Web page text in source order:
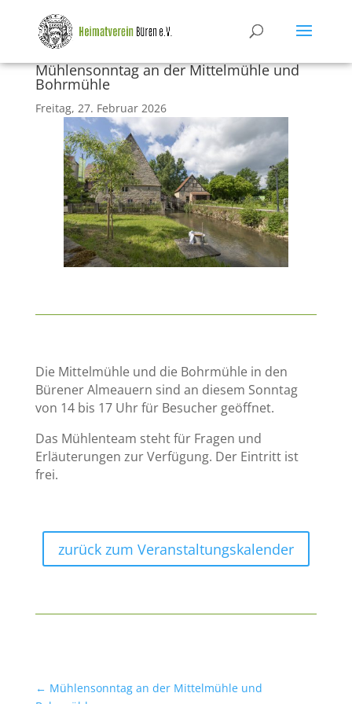
Mühlensonntag an der Mittelmühle und
Bohrmühle
Freitag, 27. Februar 2026
Die Mittelmühle und die Bohrmühle in den
Bürener Almeauern sind an diesem Sonntag
von 14 bis 17 Uhr für Besucher geöffnet.
Das Mühlenteam steht für Fragen und
Erläuterungen zur Verfügung. Der Eintritt ist
frei.
zurück zum Veranstaltungskalender
← Mühlensonntag an der Mittelmühle und